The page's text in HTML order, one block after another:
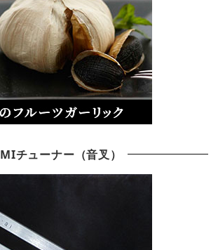
MIチューナー（音叉）